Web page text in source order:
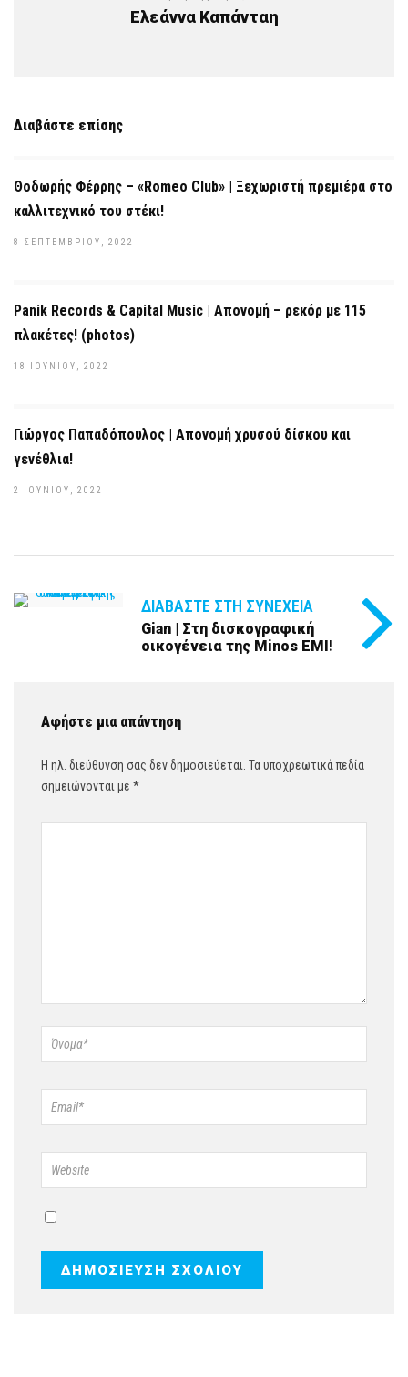
Ελεάννα Καπάνταη
Διαβάστε επίσης
Θοδωρής Φέρρης – «Romeo Club» | Ξεχωριστή πρεμιέρα στο
καλλιτεχνικό του στέκι!
8 ΣΕΠΤΕΜΒΡΊΟΥ, 2022
Panik Records & Capital Music | Απονομή – ρεκόρ με 115
πλακέτες! (photos)
18 ΙΟΥΝΊΟΥ, 2022
Γιώργος Παπαδόπουλος | Απονομή χρυσού δίσκου και
γενέθλια!
2 ΙΟΥΝΊΟΥ, 2022
ΔΙΑΒΆΣΤΕ ΣΤΗ ΣΥΝΈΧΕΙΑ
Gian | Στη δισκογραφική
οικογένεια της Minos EMI!
Αφήστε μια απάντηση
Η ηλ. διεύθυνση σας δεν δημοσιεύεται. Τα υποχρεωτικά πεδία
σημειώνονται με *